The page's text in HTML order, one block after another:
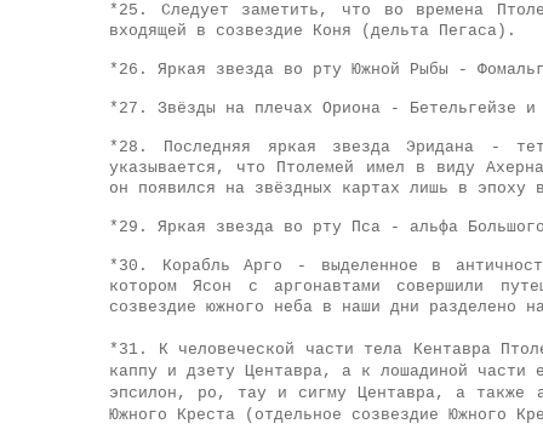
*25.
Следует заметить, что во времена
входящей в созвездие Коня (дельта Пегаса).
*26. Яркая звезда во рту Южной Рыбы -
*27. Звёзды на плечах Ориона - Бетельгейзе
*28.
Последняя яркая звезда Эридана -
указывается, что Птолемей имел в виду
он появился на звёздных картах лишь в эпоху
*29. Яркая звезда во рту Пса - альфа
*30.
Корабль Арго - выделенное в
котором Ясон с аргонавтами совершили
созвездие южного неба в наши дни разделено
*31.
К человеческой части тела Кентавра
каппу и дзету Центавра, а к лошадиной
эпсилон, ро, тау и сигму Центавра, а также
Южного Креста (отдельное созвездие Южного